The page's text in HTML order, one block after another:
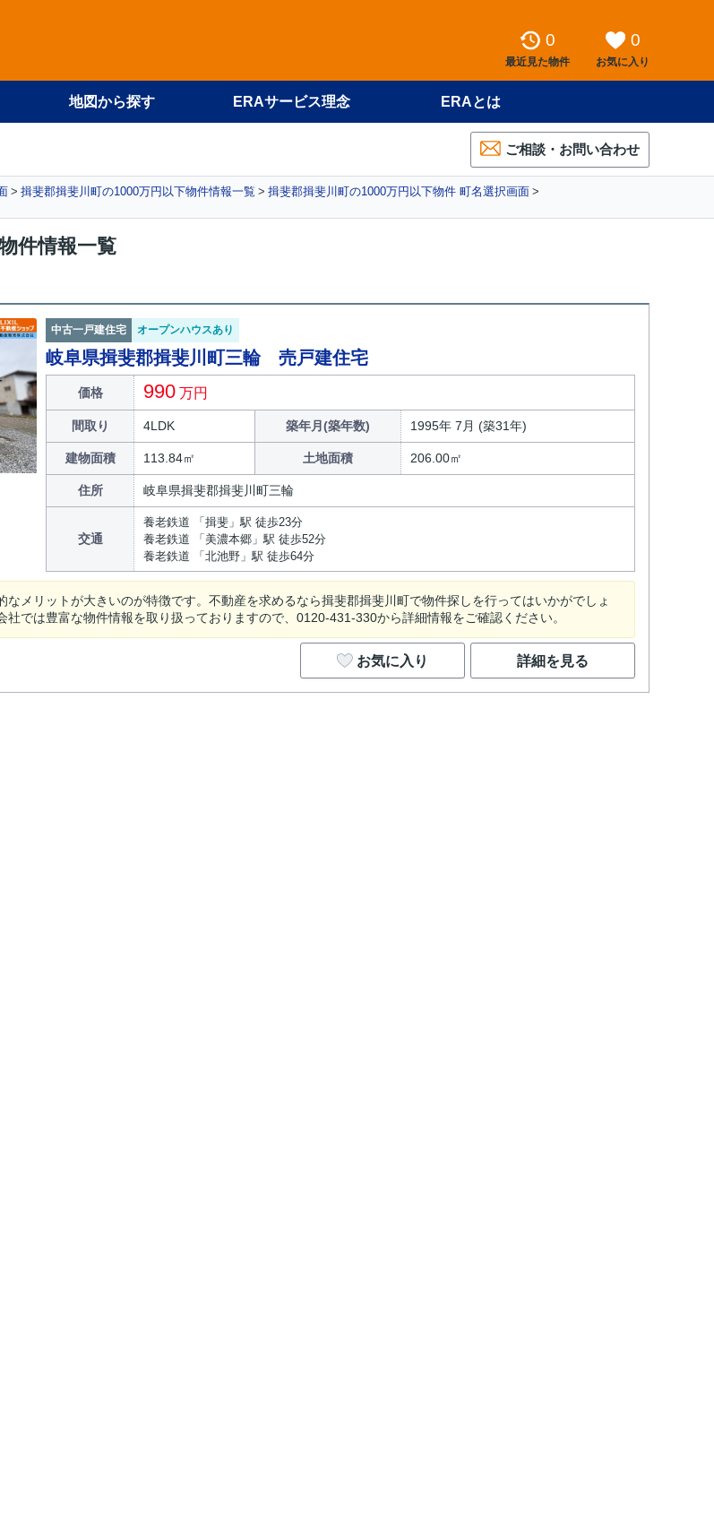
0
最近見た物件
0
お気に入り
地図から探す ERAサービス理念 ERAとは
ご相談・お問い合わせ
揖斐郡揖斐川町の1000万円以下物件情報一覧
揖斐郡揖斐川町の1000万円以下物件 町名選択画面
件情報一覧
中古一戸建住宅 オープンハウスあり
岐阜県揖斐郡揖斐川町三輪 売戸建住宅
価格 990 万円
間取り 4LDK 築年月(築年数) 1995年 7月 (築31年)
建物面積 113.84㎡ 土地面積 206.00㎡
住所 岐阜県揖斐郡揖斐川町三輪
交通
養老鉄道 「揖斐」駅 徒歩23分
養老鉄道 「美濃本郷」駅 徒歩52分
養老鉄道 「北池野」駅 徒歩64分
なメリットが大きいのが特徴です。不動産を求めるなら揖斐郡揖斐川町で物件探しを行ってはいかがでしょ
社では豊富な物件情報を取り扱っておりますので、0120-431-330から詳細情報をご確認ください。
お気に入り 詳細を見る